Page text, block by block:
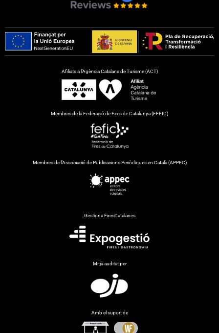
Afiliats a l’Agència Catalana de Turisme (ACT)
Membres de la Federació de Fires de Catalunya (FEFIC)
Membres de l’Associació de Publicacions Periòdiques en Català (APPEC)
Gestiona FiresCatalanes
Mitjà auditat per
Amb el suport de